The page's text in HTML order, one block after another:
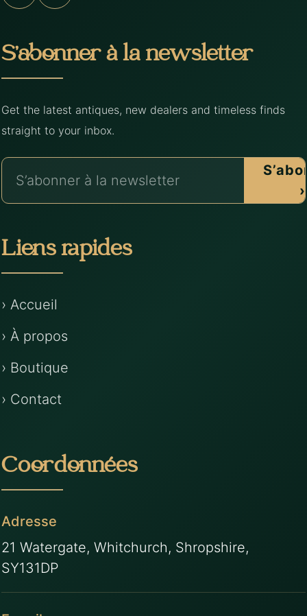
S’abonner à la newsletter
Get the latest antiques, new dealers and timeless finds
straight to your inbox.
›
Liens rapides
› Accueil
› À propos
› Boutique
› Contact
Coordonnées
Adresse
21 Watergate, Whitchurch, Shropshire,
SY131DP